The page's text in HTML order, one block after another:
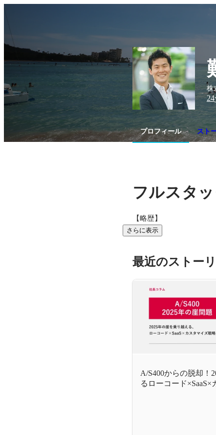
株
24
プロフィール スト
フルスタ
【略歴】
さらに表示
最近のストー
A/S400からの脱却！
るローコード